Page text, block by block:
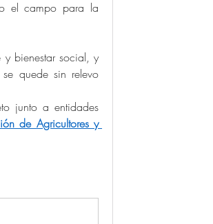
el campo para la
bienestar social, y
quede sin relevo
junto a entidades
de Agricultores y